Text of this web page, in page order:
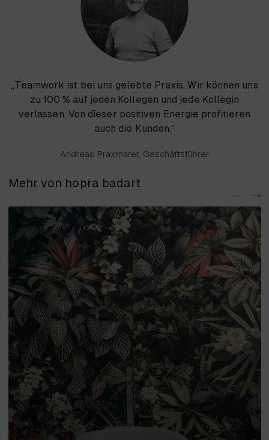
„Teamwork ist bei uns gelebte Praxis. Wir können uns
zu 100 % auf jeden Kollegen und jede Kollegin
verlassen. Von dieser positiven Energie profitieren
auch die Kunden.“
Andreas Praxmarer, Geschäftsführer
Mehr von hopra badart